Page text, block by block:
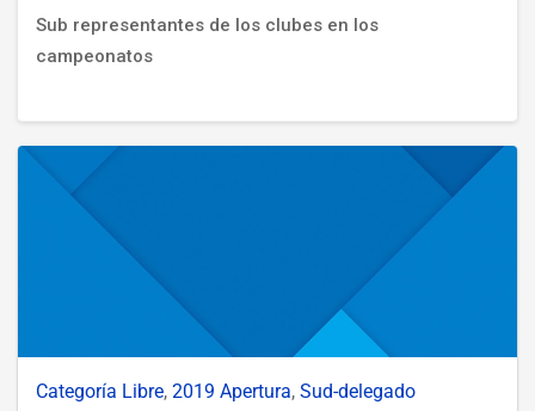
Sub representantes de los clubes en los
campeonatos
Categoría Libre, 2019 Apertura, Sud-delegado